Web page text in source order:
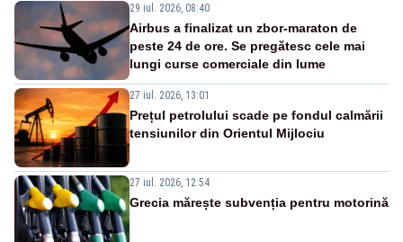
29 iul. 2026, 08:40
Airbus a finalizat un zbor-maraton de
peste 24 de ore. Se pregătesc cele mai
lungi curse comerciale din lume
27 iul. 2026, 13:01
Prețul petrolului scade pe fondul calmării
tensiunilor din Orientul Mijlociu
27 iul. 2026, 12:54
Grecia mărește subvenția pentru motorină